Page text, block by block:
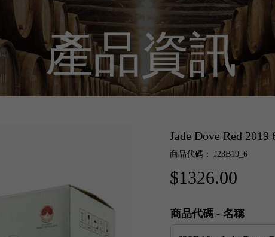
產品資訊
Jade Dove Red
商品代碼： J23B19_6
$1326.00
商品代碼 - 名稱